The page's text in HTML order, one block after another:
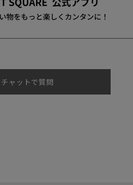
チャットで質問